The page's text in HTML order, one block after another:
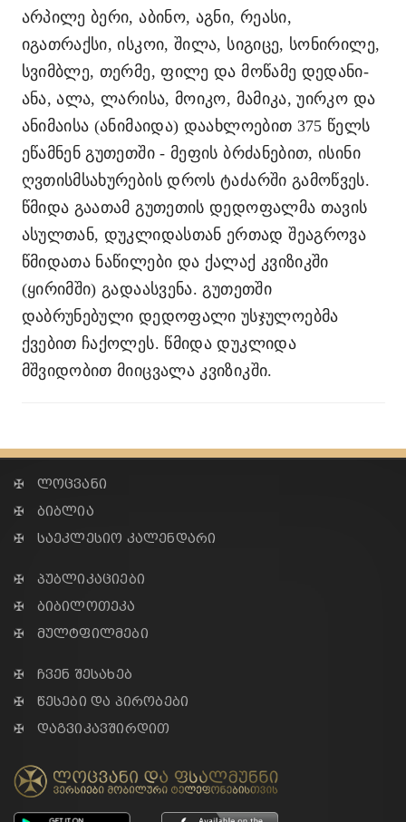
არპილე ბერი, აბინო, აგნი, რეასი,
იგათრაქსი, ისკოი, შილა, სიგიცე, სონირილე,
სვიმბლე, თერმე, ფილე და მოწამე დედანი-
ანა, ალა, ლარისა, მოიკო, მამიკა, უირკო და
ანიმაისა (ანიმაიდა) დაახლოებით 375 წელს
ეწამნენ გუთეთში - მეფის ბრძანებით, ისინი
ღვთისმსახურების დროს ტაძარში გამოწვეს.
წმიდა გაათამ გუთეთის დედოფალმა თავის
ასულთან, დუკლიდასთან ერთად შეაგროვა
წმიდათა ნაწილები და ქალაქ კვიზიკში
(ყირიმში) გადაასვენა. გუთეთში
დაბრუნებული დედოფალი უსჯულოებმა
ქვებით ჩაქოლეს. წმიდა დუკლიდა
მშვიდობით მიიცვალა კვიზიკში.
✠ ლოცვანი
✠ ბიბლია
✠ საეკლესიო კალენდარი
✠ პუბლიკაციები
✠ ბიბილოთეკა
✠ მულტფილმები
✠ ჩვენ შესახებ
✠ წესები და პირობები
✠ დაგვიკავშირდით